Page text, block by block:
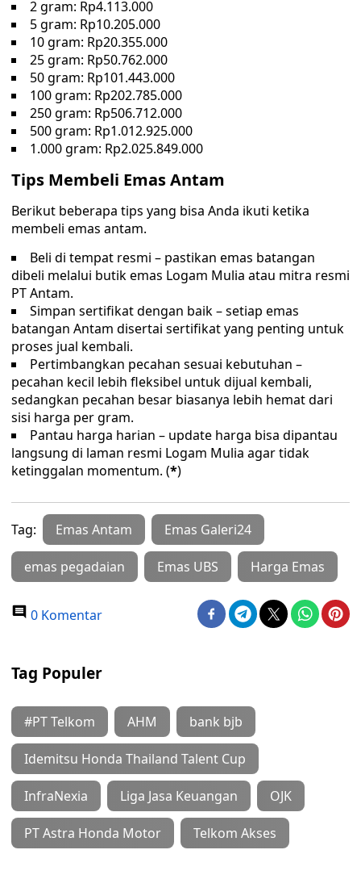
2 gram: Rp4.113.000
5 gram: Rp10.205.000
10 gram: Rp20.355.000
25 gram: Rp50.762.000
50 gram: Rp101.443.000
100 gram: Rp202.785.000
250 gram: Rp506.712.000
500 gram: Rp1.012.925.000
1.000 gram: Rp2.025.849.000
Tips Membeli Emas Antam
Berikut beberapa tips yang bisa Anda ikuti ketika
membeli emas antam.
Beli di tempat resmi – pastikan emas batangan
dibeli melalui butik emas Logam Mulia atau mitra resmi
PT Antam.
Simpan sertifikat dengan baik – setiap emas
batangan Antam disertai sertifikat yang penting untuk
proses jual kembali.
Pertimbangkan pecahan sesuai kebutuhan –
pecahan kecil lebih fleksibel untuk dijual kembali,
sedangkan pecahan besar biasanya lebih hemat dari
sisi harga per gram.
Pantau harga harian – update harga bisa dipantau
langsung di laman resmi Logam Mulia agar tidak
ketinggalan momentum. (*)
Tag: Emas Antam Emas Galeri24
emas pegadaian Emas UBS Harga Emas
0 Komentar
Tag Populer
#PT Telkom AHM bank bjb
Idemitsu Honda Thailand Talent Cup
InfraNexia Liga Jasa Keuangan OJK
PT Astra Honda Motor Telkom Akses